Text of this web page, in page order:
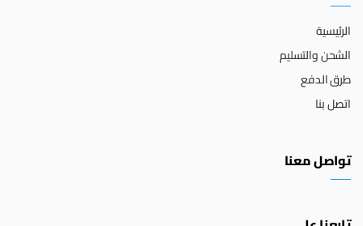
الرئيسية
الشحن والتسليم
طرق الدفع
اتصل بنا
تواصل معنا